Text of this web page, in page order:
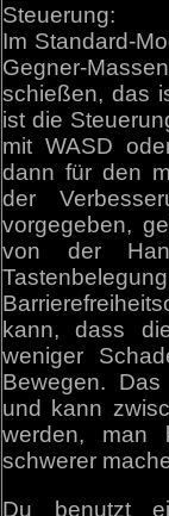
Steuerung:
Im Standard-
Gegner-
schießen, das
ist die
mit WASD
dann für den
der
vorgegeben,
von der
kann, dass
weniger
Bewegen.
und kann
werden, man
schwerer
Du benutzt